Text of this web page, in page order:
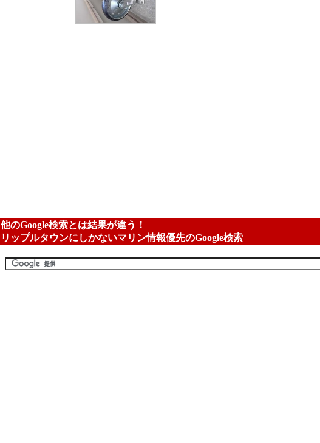
他のGoogle検索とは結果が違う！
リップルタウンにしかないマリン情報優先のGoogle検索